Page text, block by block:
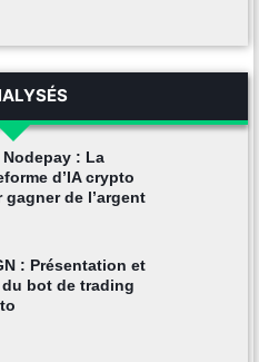
Nodepay : La
d’IA crypto
gagner de l’argent
: Présentation et
bot de trading